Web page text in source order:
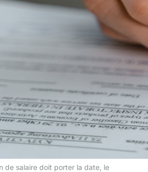
de salaire doit porter la date, le